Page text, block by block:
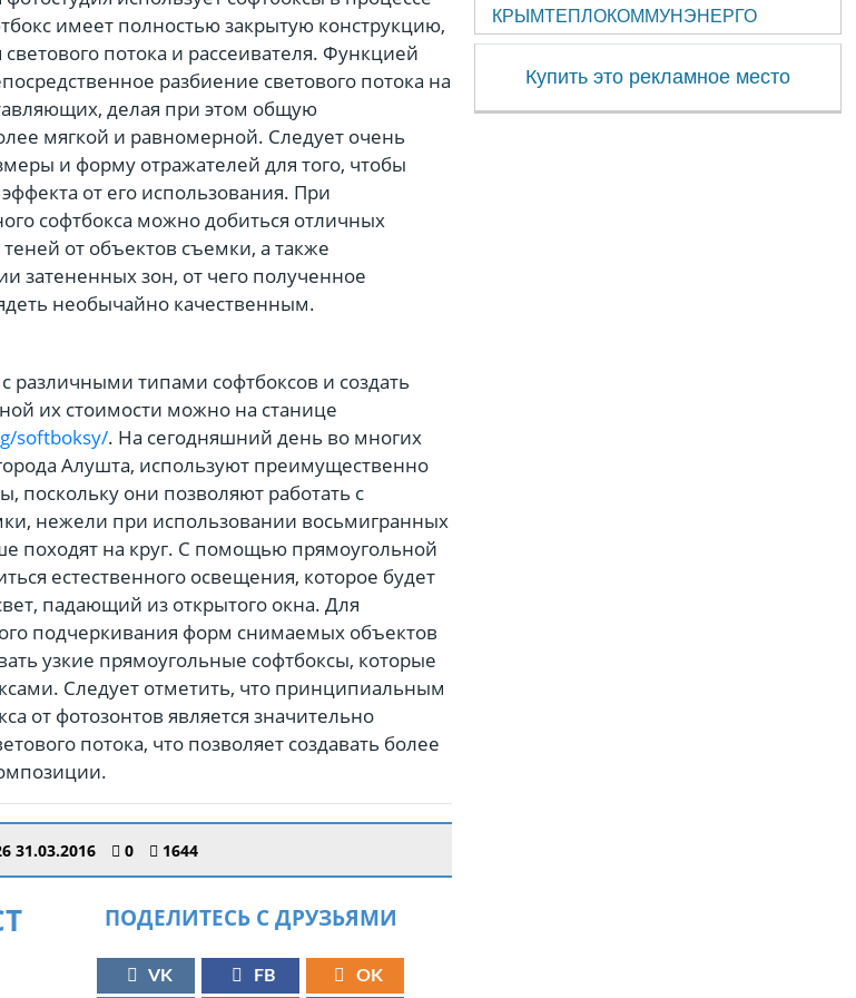
имеет полностью закрытую конструкцию,
потока и рассеивателя. Функцией
разбиение светового потока на
делая при этом общую
мягкой и равномерной. Следует очень
и форму отражателей для того, чтобы
от его использования. При
софтбокса можно добиться отличных
от объектов съемки, а также
затененных зон, от чего полученное
необычайно качественным.
различными типами софтбоксов и создать
их стоимости можно на станице
softboksy/. На сегодняшний день во многих
Алушта, используют преимущественно
поскольку они позволяют работать с
нежели при использовании восьмигранных
походят на круг. С помощью прямоугольной
естественного освещения, которое будет
падающий из открытого окна. Для
подчеркивания форм снимаемых объектов
узкие прямоугольные софтбоксы, которые
Следует отметить, что принципиальным
от фотозонтов является значительно
потока, что позволяет создавать более
31.03.2016 0 1644
ПОДЕЛИТЕСЬ С ДРУЗЬЯМИ
VK FB OK
КРЫМТЕПЛОКОММУНЭНЕРГО
Купить это рекламное место